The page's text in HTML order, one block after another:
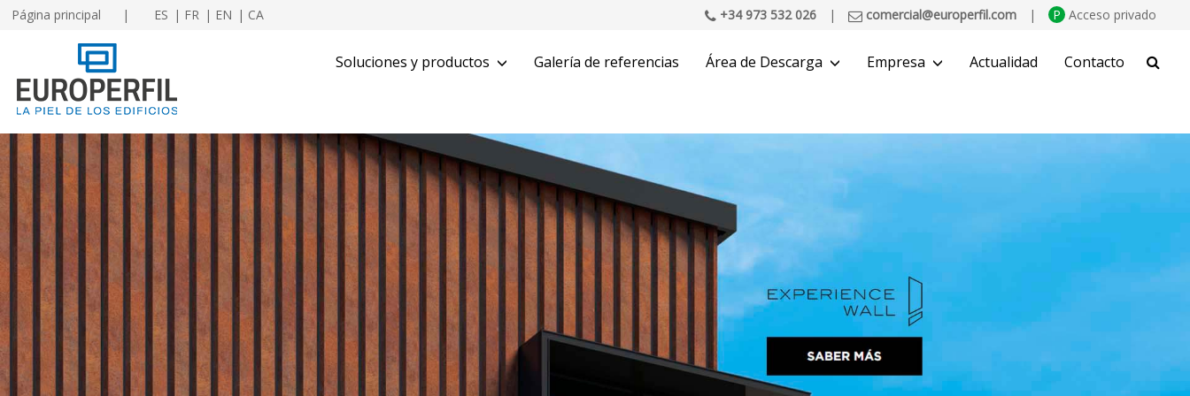
Página principal ES FR EN CA +34 973 532 026 | comercial@europerfil.com | P Acceso privado
Soluciones y productos Galería de referencias Área de Descarga Empresa Actualidad Contacto